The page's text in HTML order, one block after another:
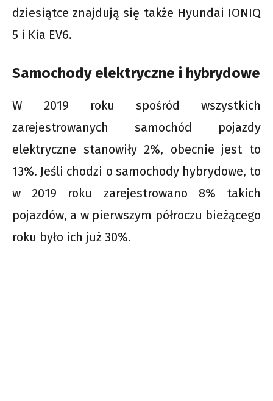
dziesiątce znajdują się także Hyundai IONIQ
5 i Kia EV6.
Samochody elektryczne i hybrydowe
W 2019 roku spośród wszystkich
zarejestrowanych samochód pojazdy
elektryczne stanowiły 2%, obecnie jest to
13%. Jeśli chodzi o samochody hybrydowe, to
w 2019 roku zarejestrowano 8% takich
pojazdów, a w pierwszym półroczu bieżącego
roku było ich już 30%.